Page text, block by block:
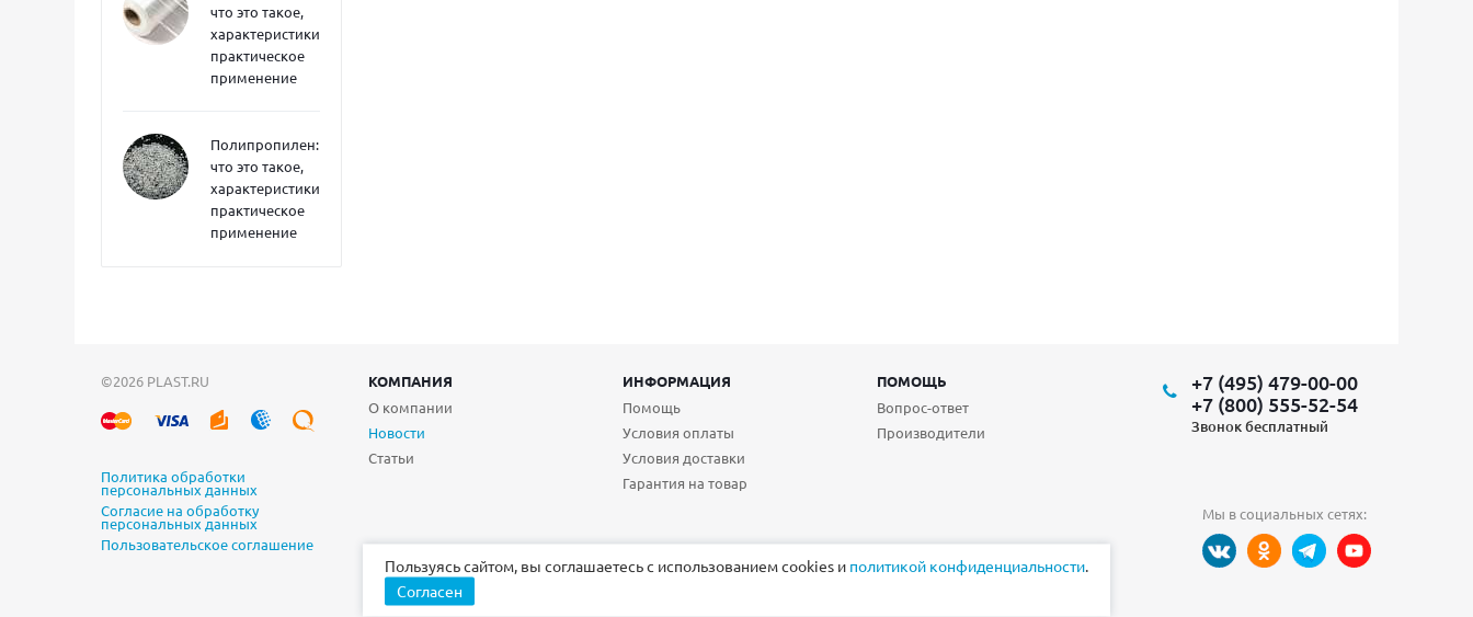
что это такое,
характеристики,
практическое
применение
Полипропилен:
что это такое,
характеристики,
практическое
применение
©2026 PLAST.RU
Политика обработки
персональных данных
Согласие на обработку
персональных данных
Пользовательское соглашение
КОМПАНИЯ ИНФОРМАЦИЯ
ПОМОЩЬ
О компании
Новости
Статьи
Помощь
Условия оплаты
Условия доставки
Гарантия на товар
Вопрос-ответ
Производители
+7 (495) 479-00-00
+7 (800) 555-52-54
Звонок бесплатный
Мы в социальных сетях:
Пользуясь сайтом, вы соглашаетесь с использованием cookies и политикой конфиденциальности.
Согласен